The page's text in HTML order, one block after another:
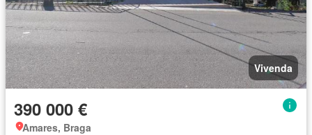
Vivenda
390 000 €
Amares, Braga